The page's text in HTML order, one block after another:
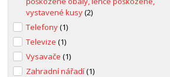
vystavené kusy(2)
Telefony(1)
Televize(1)
Vysavače(1)
Zahradní nářadí(1)